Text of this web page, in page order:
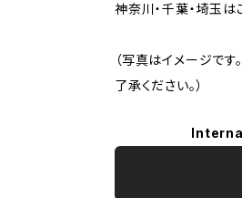
神奈川・千葉・埼玉は
（写真はイメージで
了承ください。）